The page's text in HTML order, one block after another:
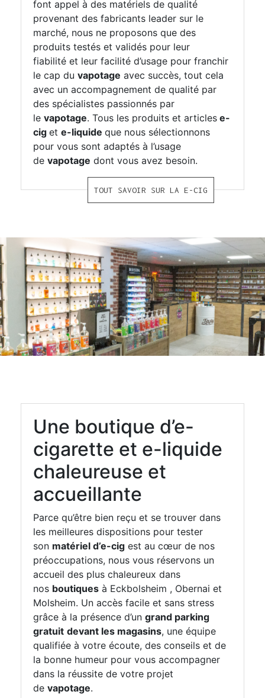
font appel à des matériels de qualité
provenant des fabricants leader sur le
marché, nous ne proposons que des
produits testés et validés pour leur
fiabilité et leur facilité d’usage pour franchir
le cap du vapotage avec succès, tout cela
avec un accompagnement de qualité par
des spécialistes passionnés par
le vapotage. Tous les produits et articles e-
cig et e-liquide que nous sélectionnons
pour vous sont adaptés à l’usage
de vapotage dont vous avez besoin.
TOUT SAVOIR SUR LA E-CIG
Une boutique d’e-
cigarette et e-liquide
chaleureuse et
accueillante
Parce qu’être bien reçu et se trouver dans
les meilleures dispositions pour tester
son matériel d’e-cig est au cœur de nos
préoccupations, nous vous réservons un
accueil des plus chaleureux dans
nos boutiques à Eckbolsheim , Obernai et
Molsheim. Un accès facile et sans stress
grâce à la présence d’un grand parking
gratuit devant les magasins, une équipe
qualifiée à votre écoute, des conseils et de
la bonne humeur pour vous accompagner
dans la réussite de votre projet
de vapotage.